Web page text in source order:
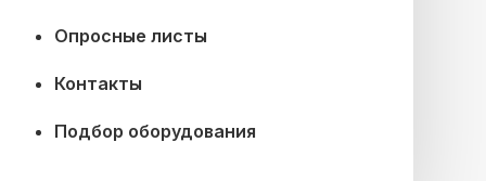
Опросные листы
Контакты
Подбор оборудования